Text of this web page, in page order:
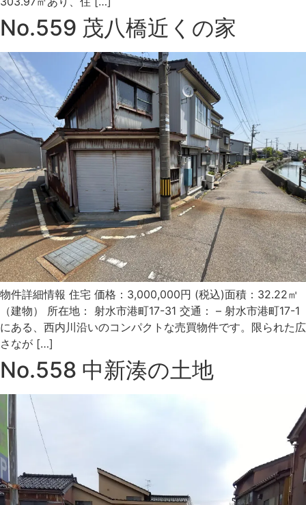
No.559 茂八橋近くの家
物件詳細情報 住宅 価格：3,000,000円 (税込)面積：32.22㎡
（建物） 所在地： 射水市港町17-31 交通： – 射水市港町17-1
にある、西内川沿いのコンパクトな売買物件です。限られた広
さなが […]
No.558 中新湊の土地